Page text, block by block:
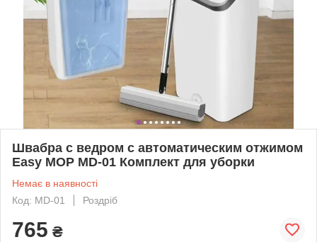
Швабра с ведром с автоматическим отжимом
Easу MOP MD-01 Комплект для уборки
Немає в наявності
Код: MD-01
Роздріб
765 ₴